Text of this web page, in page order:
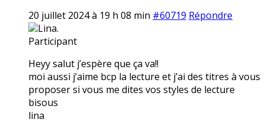
20 juillet 2024 à 19 h 08 min #60719 Répondre
Lina.
Participant
Heyy salut j’espère que ça va!!
moi aussi j’aime bcp la lecture et j’ai des titres à vous
proposer si vous me dites vos styles de lecture
bisous
lina